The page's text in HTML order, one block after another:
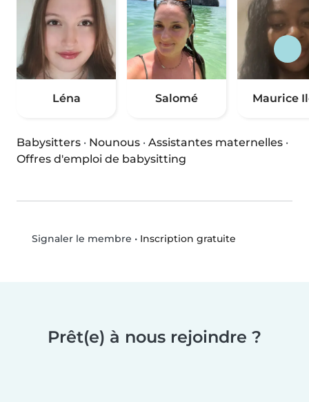
Léna Salomé Maurice
Babysitters · Nounous · Assistantes maternelles ·
Offres d'emploi de babysitting
Signaler le membre • Inscription gratuite
Prêt(e) à nous rejoindre ?